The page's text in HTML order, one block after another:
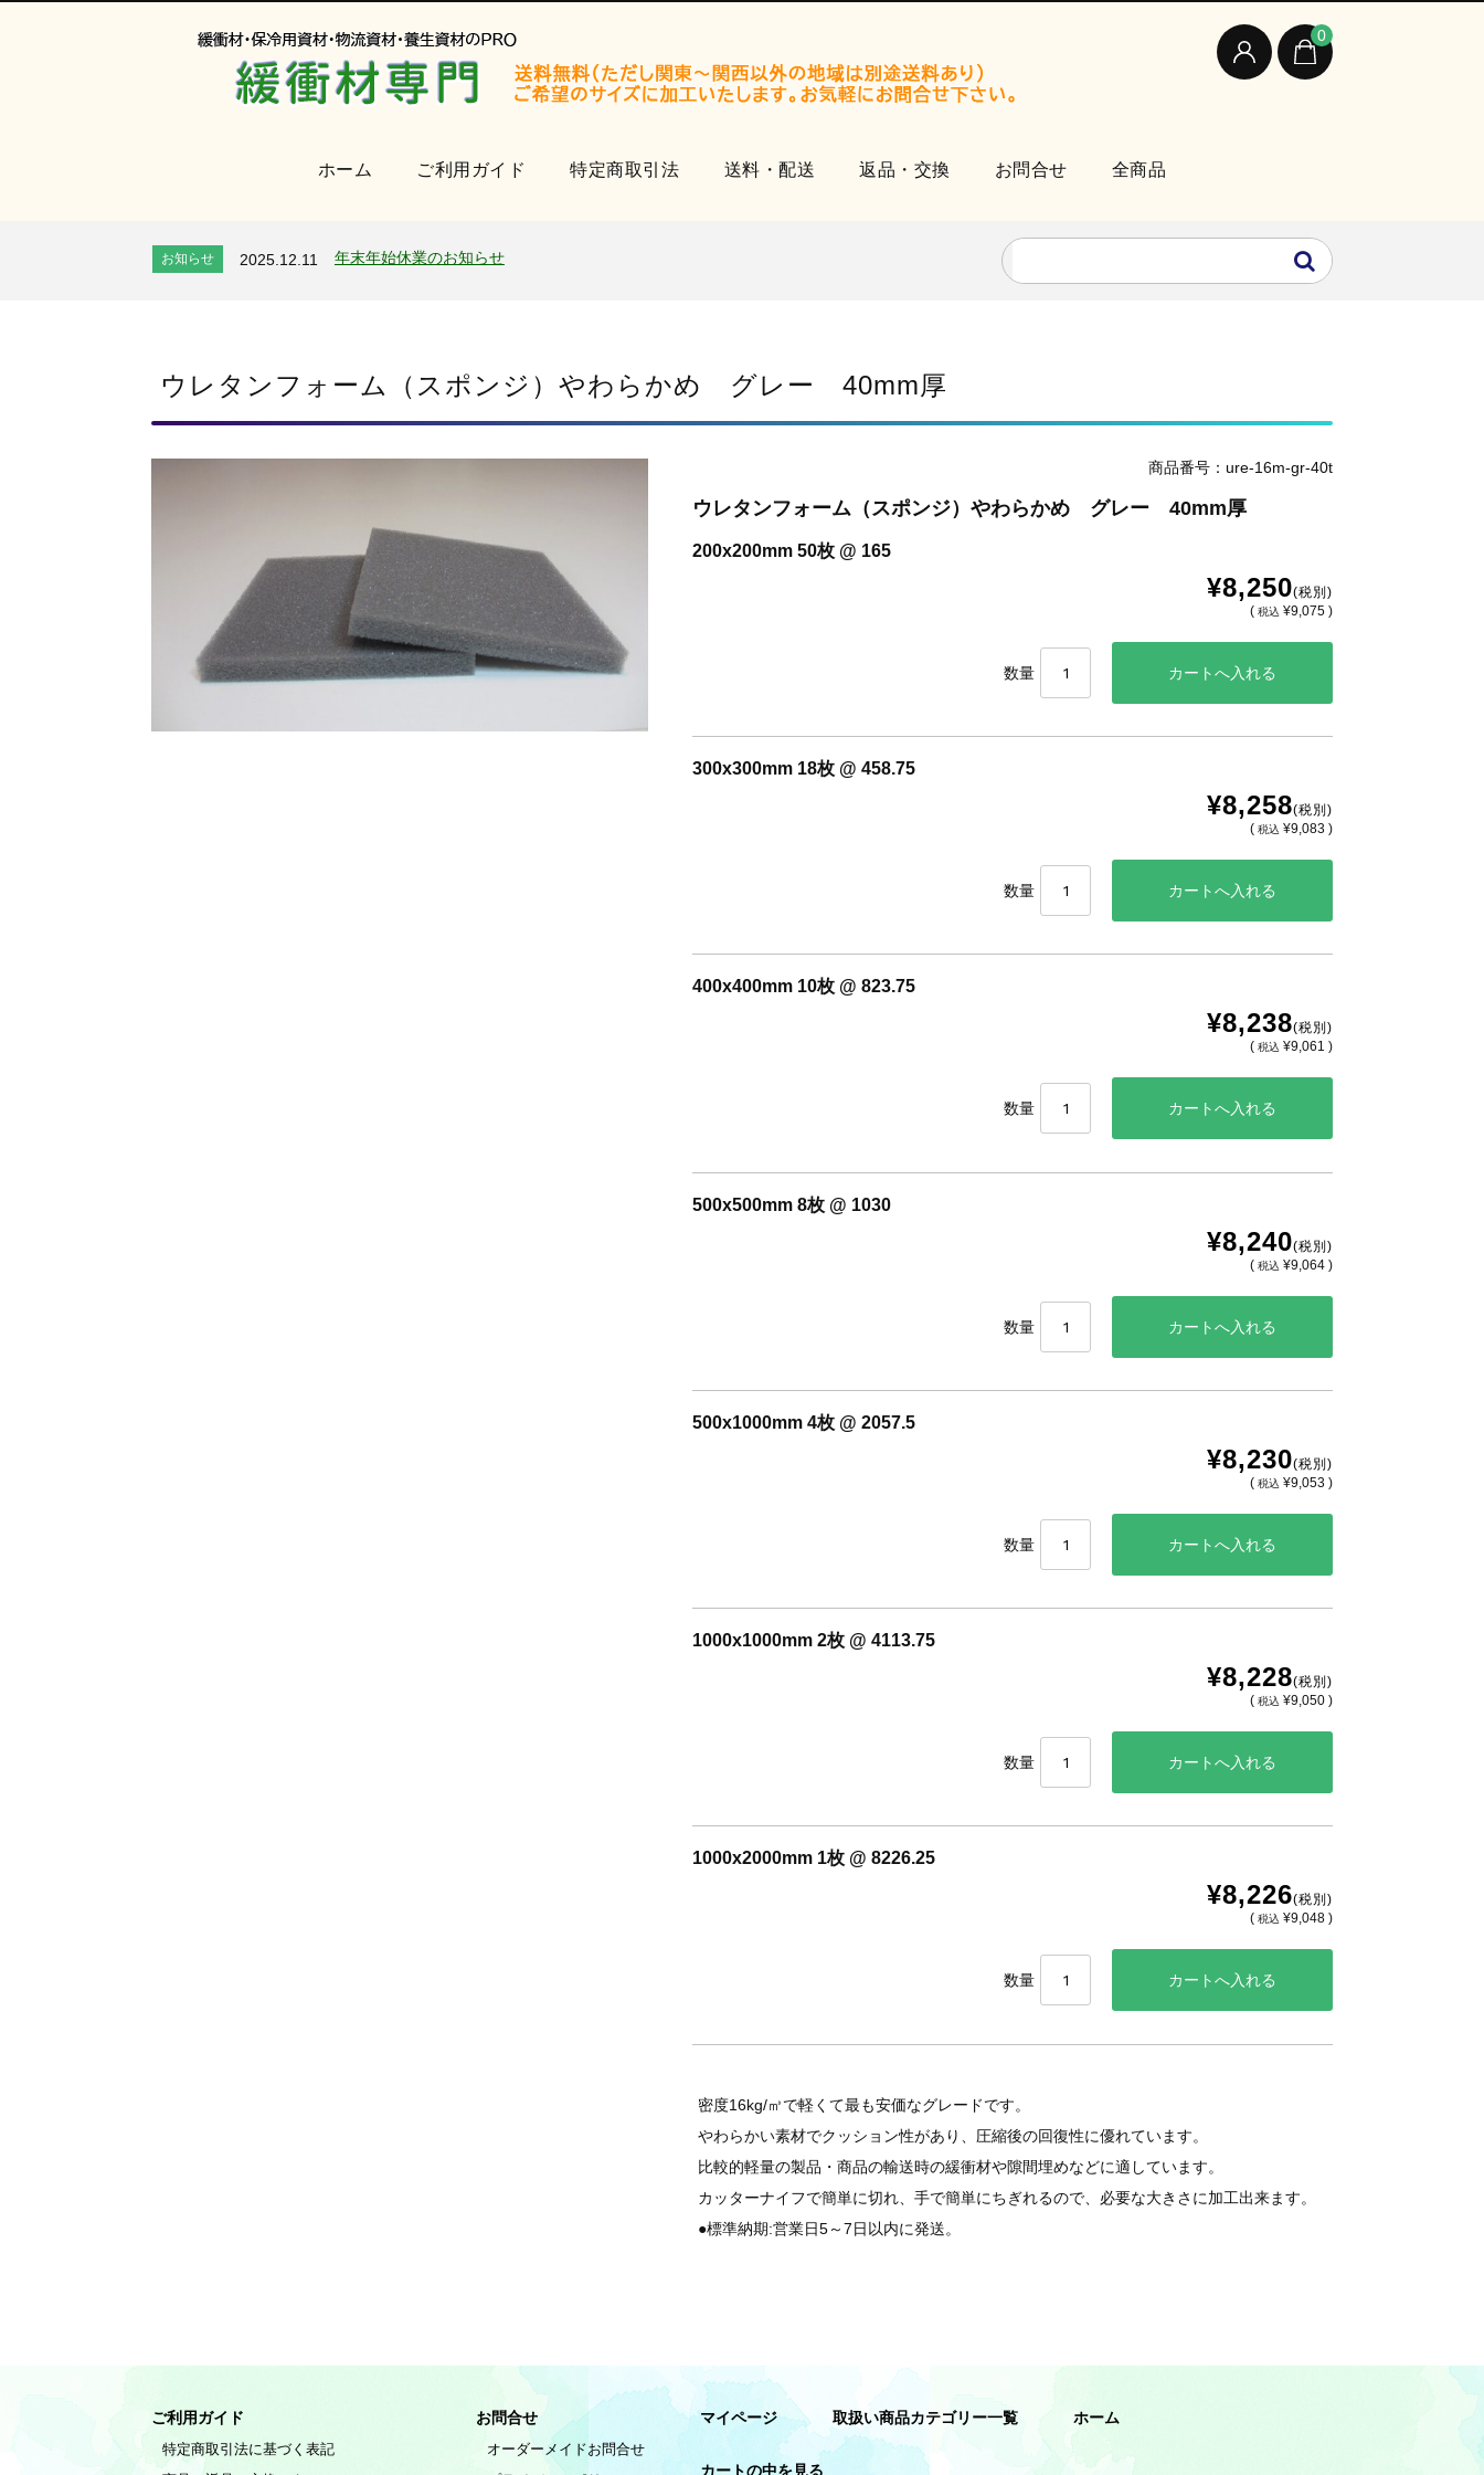
0
ホーム ご利用ガイド 特定商取引法 送料・配送 返品・交換 お問合せ 全商品
お知らせ 2025.12.11 年末年始休業のお知らせ
お知らせ 2026.7.24 2026年 夏季休業のお知らせ
ウレタンフォーム（スポンジ）やわらかめ グレー 40mm厚
商品番号：ure-16m-gr-40t
ウレタンフォーム（スポンジ）やわらかめ グレー 40mm厚
200x200mm 50枚 @ 165
¥8,250(税別)
( 税込 ¥9,075 )
数量
300x300mm 18枚 @ 458.75
¥8,258(税別)
( 税込 ¥9,083 )
数量
400x400mm 10枚 @ 823.75
¥8,238(税別)
( 税込 ¥9,061 )
数量
500x500mm 8枚 @ 1030
¥8,240(税別)
( 税込 ¥9,064 )
数量
500x1000mm 4枚 @ 2057.5
¥8,230(税別)
( 税込 ¥9,053 )
数量
1000x1000mm 2枚 @ 4113.75
¥8,228(税別)
( 税込 ¥9,050 )
数量
1000x2000mm 1枚 @ 8226.25
¥8,226(税別)
( 税込 ¥9,048 )
数量
密度16kg/㎥で軽くて最も安価なグレードです。
やわらかい素材でクッション性があり、圧縮後の回復性に優れています。
比較的軽量の製品・商品の輸送時の緩衝材や隙間埋めなどに適しています。
カッターナイフで簡単に切れ、手で簡単にちぎれるので、必要な大きさに加工出来ます。
●標準納期:営業日5～7日以内に発送。
ご利用ガイド
特定商取引法に基づく表記
お問合せ
オーダーメイドお問合せ
マイページ 取扱い商品カテゴリー一覧 ホーム
カートの中を見る